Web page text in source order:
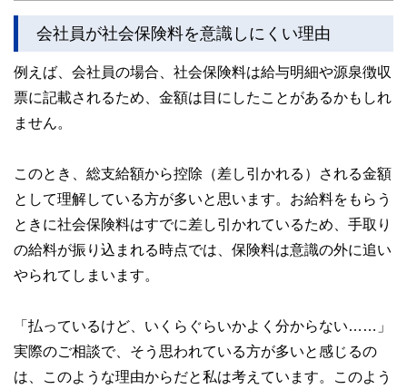
2017年、独立行政法人日本学生支援機構の「スカラシッ
金のセミナー・相談会を通じ、国の事業として教育の格差な
ど社会問題の解決にも取り組む。
https://fpofficekaientai.wixsite.com/fp-office-kaientai
会社員が社会保険料を意識しにくい理由
例えば、会社員の場合、社会保険料は給与明細や源泉徴収
票に記載されるため、金額は目にしたことがあるかもしれ
ません。
このとき、総支給額から控除（差し引かれる）される金額
として理解している方が多いと思います。お給料をもらう
ときに社会保険料はすでに差し引かれているため、手取り
の給料が振り込まれる時点では、保険料は意識の外に追い
やられてしまいます。
「払っているけど、いくらぐらいかよく分からない……」
実際のご相談で、そう思われている方が多いと感じるの
は、このような理由からだと私は考えています。このよう